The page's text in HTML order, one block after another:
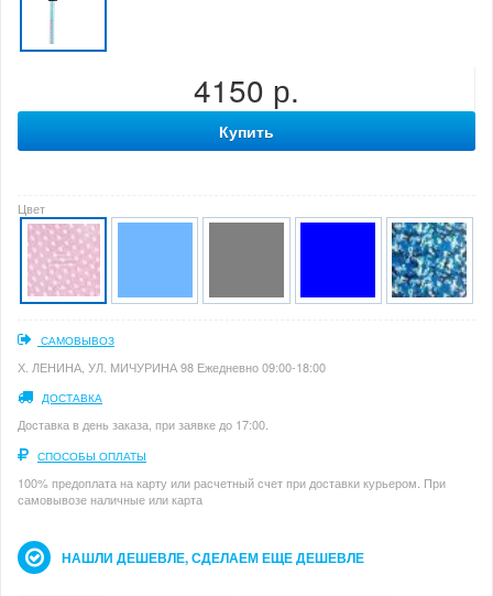
4150 р.
Купить
Цвет
САМОВЫВОЗ
Х. ЛЕНИНА, УЛ. МИЧУРИНА 98 Ежедневно 09:00-18:00
ДОСТАВКА
Доставка в день заказа, при заявке до 17:00.
СПОСОБЫ ОПЛАТЫ
100% предоплата на карту или расчетный счет при доставки курьером. При
самовывозе наличные или карта
НАШЛИ ДЕШЕВЛЕ, СДЕЛАЕМ ЕЩЕ ДЕШЕВЛЕ